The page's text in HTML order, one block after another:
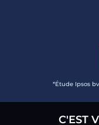
*Étude Ipsos
C'EST